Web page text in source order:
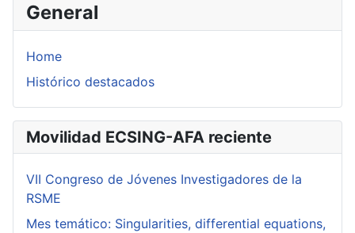
General
Home
Histórico destacados
Movilidad ECSING-AFA reciente
VII Congreso de Jóvenes Investigadores de la
RSME
Mes temático: Singularities, differential equations,